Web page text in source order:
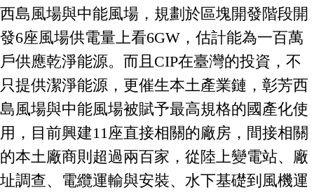
西島風場與中能風場，規劃於區塊開發階段開
發6座風場供電量上看6GW，估計能為一百萬
戶供應乾淨能源。而且CIP在臺灣的投資，不
只提供潔淨能源，更催生本土產業鏈，彰芳西
島風場與中能風場被賦予最高規格的國產化使
用，目前興建11座直接相關的廠房，間接相關
的本土廠商則超過兩百家，從陸上變電站、廠
址調查、電纜運輸與安裝、水下基礎到風機運